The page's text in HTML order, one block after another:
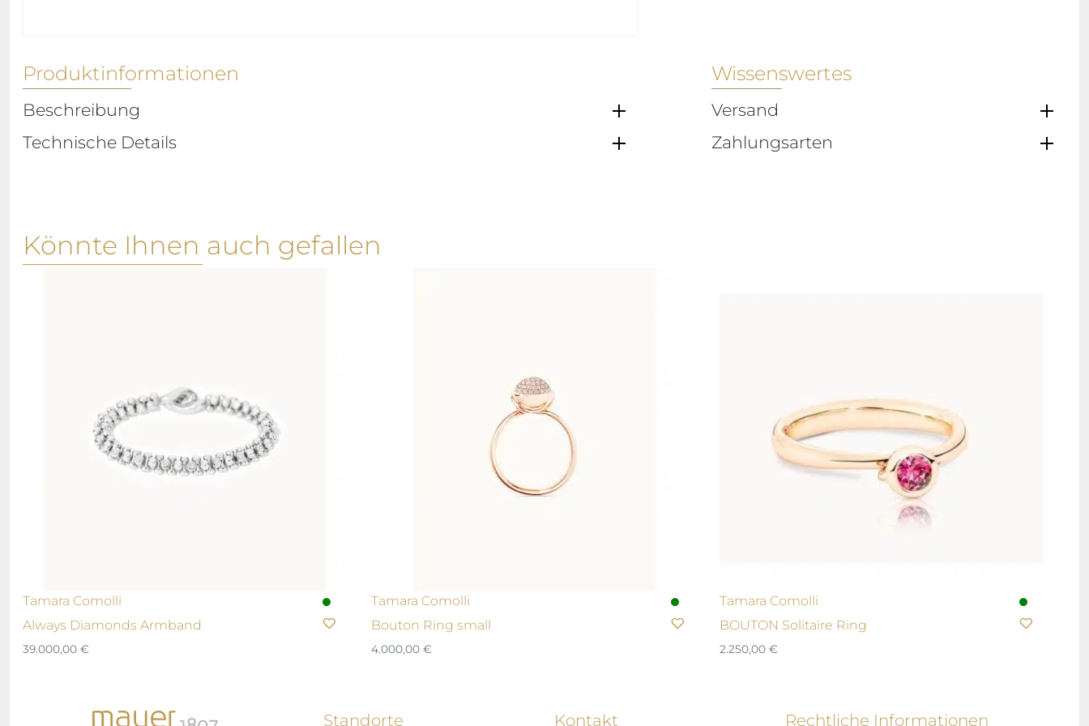
Produktinformationen
Beschreibung
Technische Details
Wissenswertes
Versand
Zahlungsarten
Könnte Ihnen auch gefallen
Tamara Comolli
Always Diamonds Armband
39.000,00 €
Tamara Comolli
Bouton Ring small
4.000,00 €
Tamara Comolli
BOUTON Solitaire Ring
2.250,00 €
Standorte Kontakt Rechtliche Informationen